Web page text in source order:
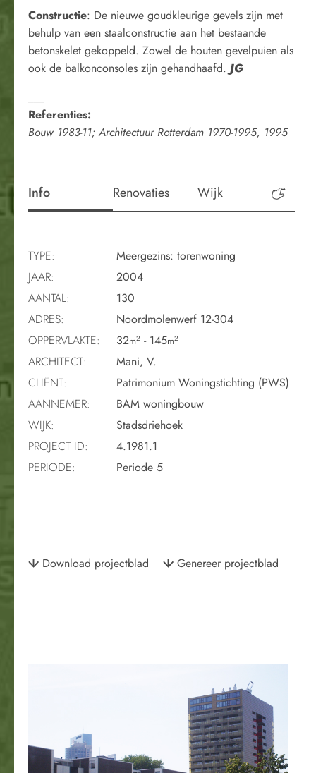
Constructie: De nieuwe goudkleurige gevels zijn met
behulp van een staalconstructie aan het bestaande
betonskelet gekoppeld. Zowel de houten gevelpuien als
ook de balkonconsoles zijn gehandhaafd. JG
Referenties:
Bouw 1983-11; Architectuur Rotterdam 1970-1995, 1995
Info Renovaties Wijk
TYPE:
Meergezins: torenwoning
JAAR:
2004
AANTAL:
130
ADRES:
Noordmolenwerf 12-304
OPPERVLAKTE:
32m2 - 145m2
ARCHITECT:
Mani, V.
CLIËNT:
Patrimonium Woningstichting (PWS)
AANNEMER:
BAM woningbouw
WIJK:
Stadsdriehoek
PROJECT ID:
4.1981.1
PERIODE:
Periode 5
Download projectblad Genereer projectblad